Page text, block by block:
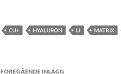
CU+ HYALURON LI MATRIX
Inläggsnavigering
FÖREGÅENDE INLÄGG